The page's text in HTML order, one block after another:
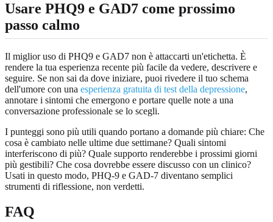
Usare PHQ9 e GAD7 come prossimo
passo calmo
Il miglior uso di PHQ9 e GAD7 non è attaccarti un'etichetta. È
rendere la tua esperienza recente più facile da vedere, descrivere e
seguire. Se non sai da dove iniziare, puoi rivedere il tuo schema
dell'umore con una esperienza gratuita di test della depressione,
annotare i sintomi che emergono e portare quelle note a una
conversazione professionale se lo scegli.
I punteggi sono più utili quando portano a domande più chiare: Che
cosa è cambiato nelle ultime due settimane? Quali sintomi
interferiscono di più? Quale supporto renderebbe i prossimi giorni
più gestibili? Che cosa dovrebbe essere discusso con un clinico?
Usati in questo modo, PHQ-9 e GAD-7 diventano semplici
strumenti di riflessione, non verdetti.
FAQ